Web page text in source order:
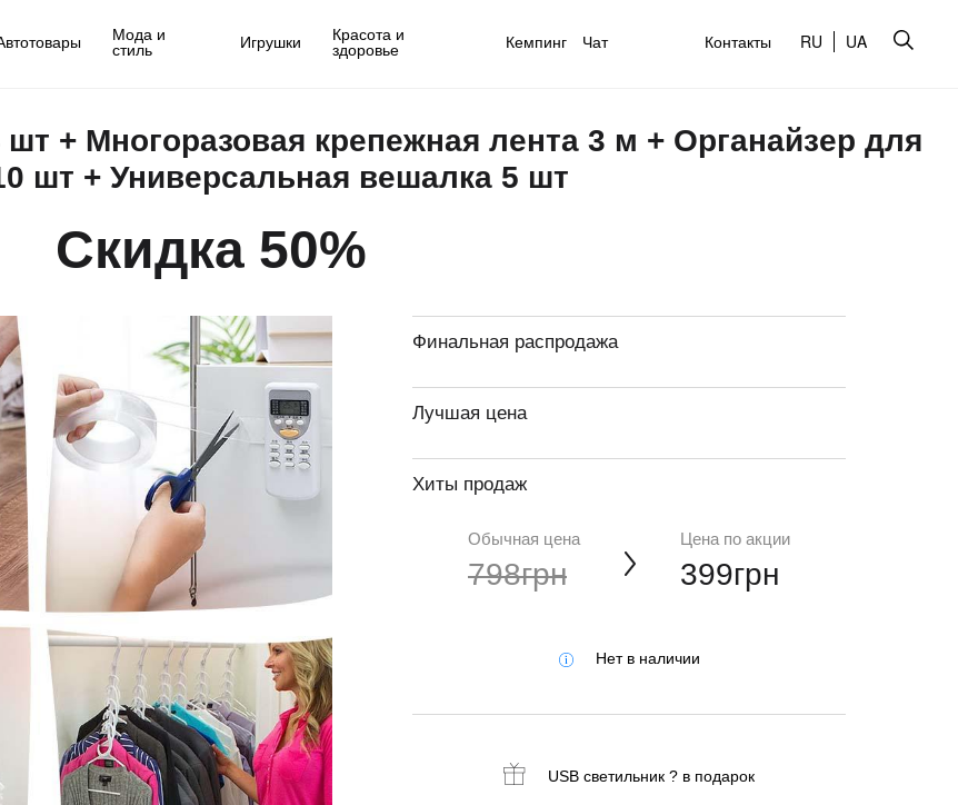
Мода и
стиль Игрушки Красота и
здоровье Кемпинг Чат Контакты RU UA
+ Многоразовая крепежная лента 3 м + Органайзер для
шт + Универсальная вешалка 5 шт
Скидка 50%
Финальная распродажа
Лучшая цена
Хиты продаж
Обычная цена
798грн
Цена по акции
399грн
Нет в наличии
USB светильник ? в подарок